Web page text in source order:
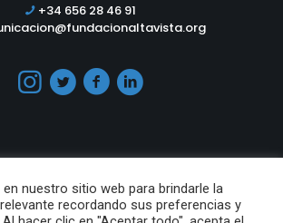
+34 656 28 46 91
nuestro sitio web para brindarle la
recordando sus preferencias y